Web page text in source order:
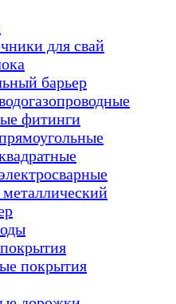
для свай
барьер
фитинги
покрытия